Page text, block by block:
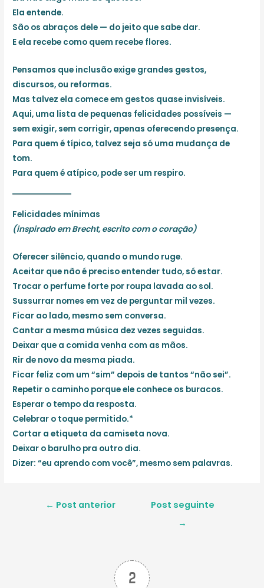
Ela entende.
São os abraços dele — do jeito que sabe dar.
E ela recebe como quem recebe flores.
Pensamos que inclusão exige grandes gestos,
discursos, ou reformas.
Mas talvez ela comece em gestos quase invisíveis.
Aqui, uma lista de pequenas felicidades possíveis —
sem exigir, sem corrigir, apenas oferecendo presença.
Para quem é típico, talvez seja só uma mudança de
tom.
Para quem é atípico, pode ser um respiro.
Felicidades mínimas
(inspirado em Brecht, escrito com o coração)
Oferecer silêncio, quando o mundo ruge.
Aceitar que não é preciso entender tudo, só estar.
Trocar o perfume forte por roupa lavada ao sol.
Sussurrar nomes em vez de perguntar mil vezes.
Ficar ao lado, mesmo sem conversa.
Cantar a mesma música dez vezes seguidas.
Deixar que a comida venha com as mãos.
Rir de novo da mesma piada.
Ficar feliz com um “sim” depois de tantos “não sei”.
Repetir o caminho porque ele conhece os buracos.
Esperar o tempo da resposta.
Celebrar o toque permitido.*
Cortar a etiqueta da camiseta nova.
Deixar o barulho pra outro dia.
Dizer: “eu aprendo com você”, mesmo sem palavras.
Navegação
← Post anterior
Post seguinte
→
2